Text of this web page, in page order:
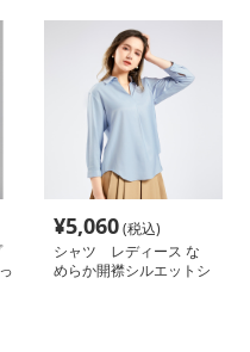
¥5,060(税込)
シャツ レディース な
めらか開襟シルエットシ